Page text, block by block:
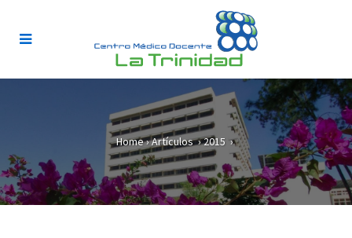
Home›Artículos›2015 ›